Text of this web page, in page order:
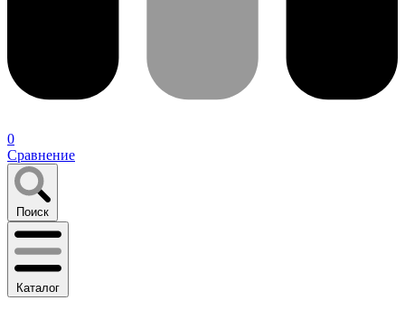
0
Сравнение
Поиск
Каталог